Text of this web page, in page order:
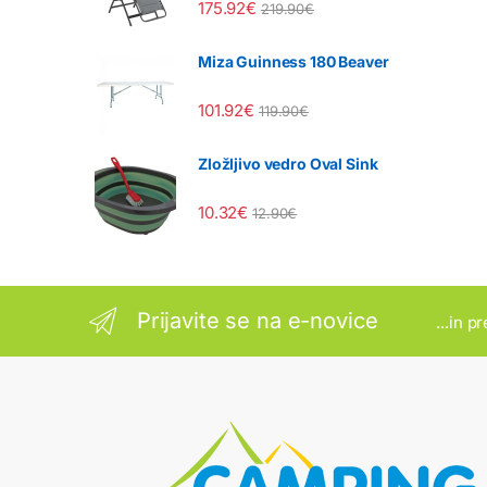
175.92€ 219.90€
Miza Guinness 180 Beaver
101.92€ 119.90€
Zložljivo vedro Oval Sink
10.32€ 12.90€
Prijavite se na e-novice ...in